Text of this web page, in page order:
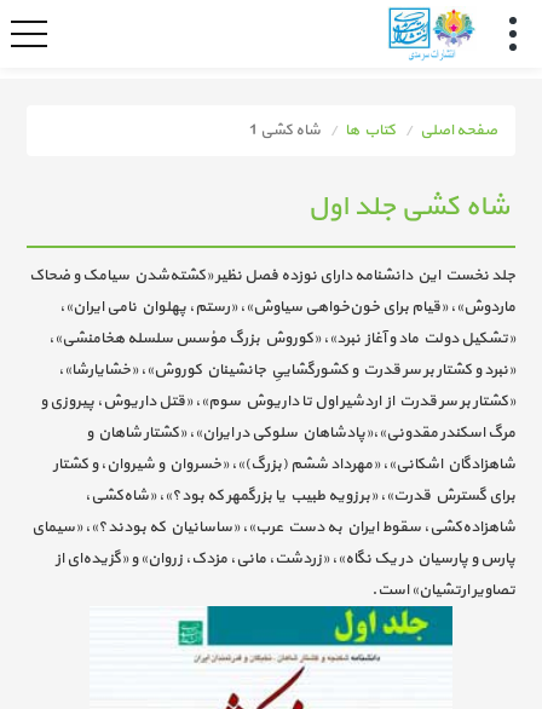
صفحه اصلی کتاب ها شاه کشی 1
شاه کشی جلد اول
جلد نخست این دانشنامه دارای نوزده فصل نظیر «کشته‌شدن سیامک و ضحاک
ماردوش»، «قیام برای خون‌خواهی سیاوش»، «رستم، پهلوان نامی ایران»،
«تشکیل دولت ماد و آغاز نبرد»، «کوروش بزرگ مؤسس سلسله هخامنشی»،
«نبرد و کشتار بر سر قدرت و کشور‌گشاییِ جانشینان کوروش»، «خشایارشا»،
«کشتار بر سر قدرت از اردشیر اول تا داریوش سوم»، «قتل داریوش، پیروزی و
مرگ اسکندر مقدونی»،‌«پادشاهان سلوکی در ایران»، «کشتار شاهان و
شاهزادگان اشکانی»، «مهرداد ششم (بزرگ)»، «خسروان و شیروان، و کشتار
برای گسترش قدرت»، «برزویه طبیب یا بزرگمهر که بود؟»، «شاه‌کشی،
شاهزاده‌کشی، سقوط ایران به دست عرب»، «ساسانیان که بودند؟»، «سیمای
پارس و پارسیان در یک نگاه»، «زردشت، مانی، مزدک، زروان» و «گزیده‌ای از
تصاویر ارتشیان» است.